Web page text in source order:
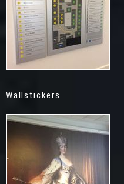
Wallstickers